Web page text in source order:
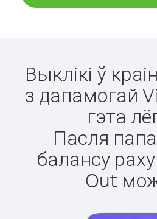
Выклікі ў
з дапамогай
гэта
Пасля
балансу
Out